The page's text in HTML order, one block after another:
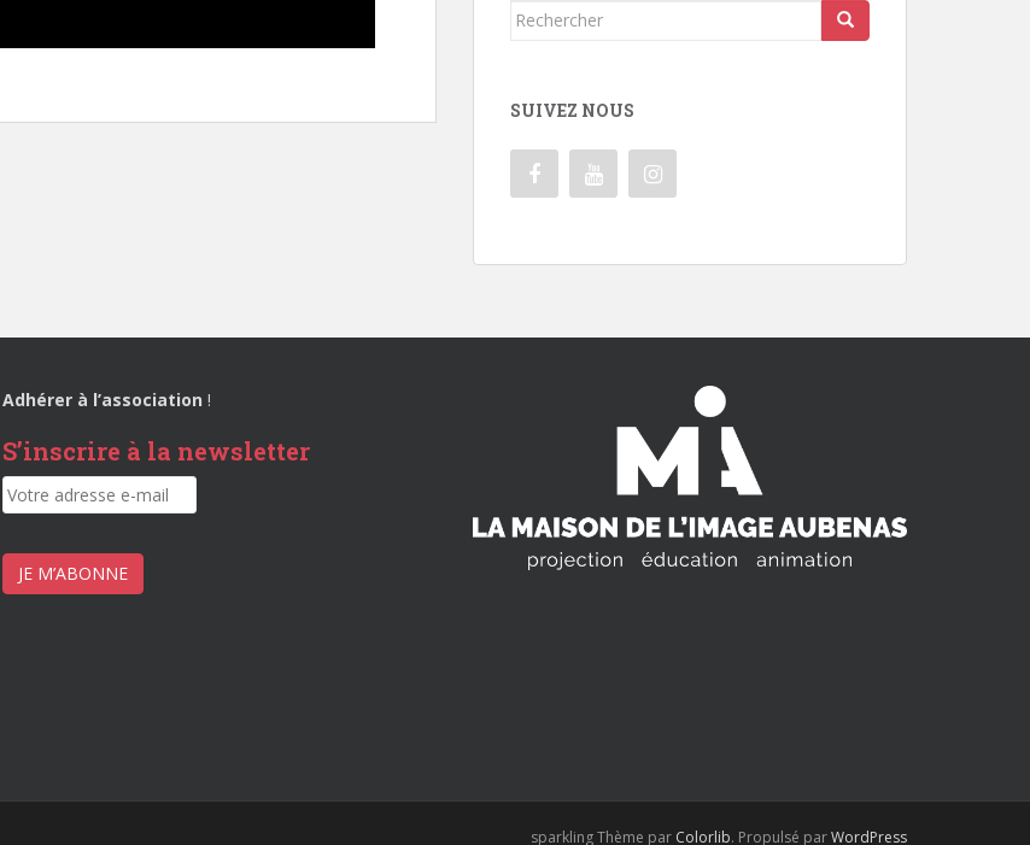
Rechercher...
SUIVEZ NOUS
Adhérer à l’association !
S’inscrire à la newsletter
JE M’ABONNE
sparkling Thème par Colorlib. Propulsé parWordPress